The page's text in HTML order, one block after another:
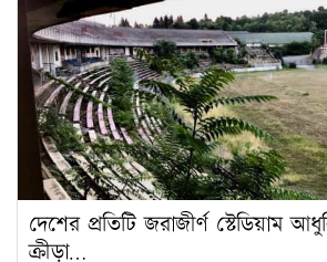
দেশের প্রতিটি জরাজীর্ণ স্টেডিয়াম
ক্রীড়া…